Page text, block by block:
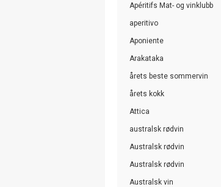
Apéritifs Mat- og vinklubb
aperitivo
Aponiente
Arakataka
årets beste sommervin
årets kokk
Attica
australsk rødvin
Australsk rødvin
Australsk rødvin
Australsk vin